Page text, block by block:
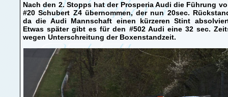
Nach den 2. Stopps hat der Prosperia Audi die Führung
#20 Schubert Z4 übernommen, der nun 20sec.
da die Audi Mannschaft einen kürzeren Stint
Etwas später gibt es für den #502 Audi eine 32 sec.
wegen Unterschreitung der Boxenstandzeit.